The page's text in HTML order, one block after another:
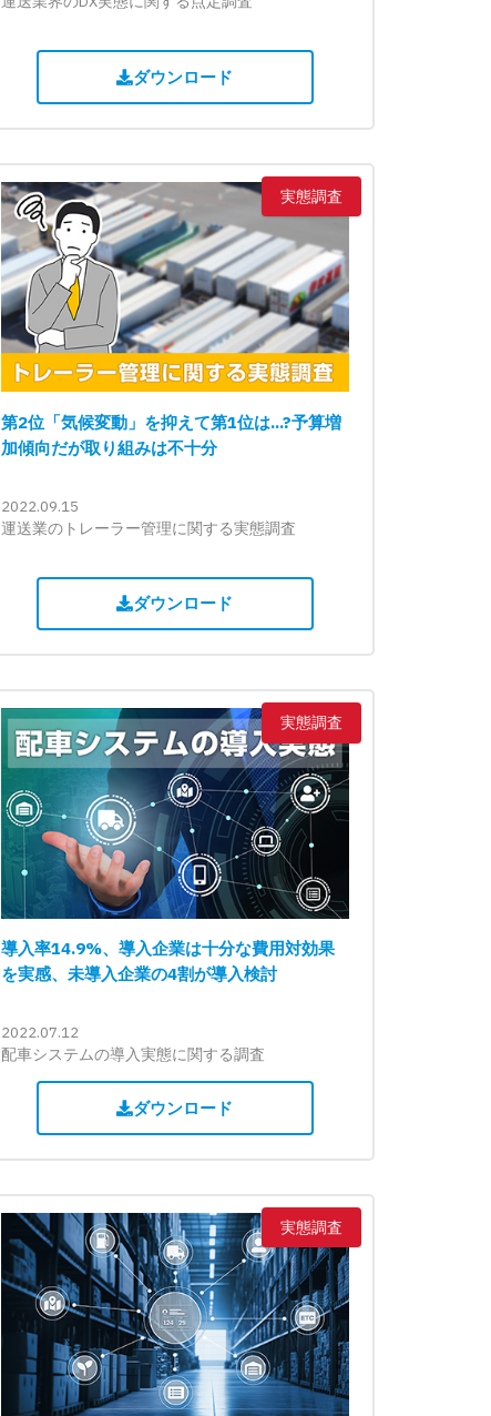
ダウンロード
実態調査
第2位「気候変動」を抑えて第1位は...?予算増
加傾向だが取り組みは不十分
2022.09.15
運送業のトレーラー管理に関する実態調査
ダウンロード
実態調査
導入率14.9%、導入企業は十分な費用対効果
を実感、未導入企業の4割が導入検討
2022.07.12
配車システムの導入実態に関する調査
ダウンロード
実態調査